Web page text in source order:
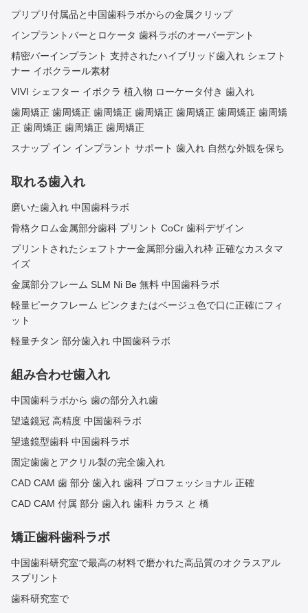
プリプリ付属品と中国歯科ラボからの金属クリップ
インプラントバーとロケータ 歯科ラボのオーバーデント
精密バーインプラント 支持されたハイブリッド歯入れ シェフト
ナー イボクラール素材
VIVI シェフター イボクラ 植入物 ローケータ付き 歯入れ
歯周矯正 歯周矯正 歯周矯正 歯周矯正 歯周矯正 歯周矯正 歯周矯
正 歯周矯正 歯周矯正 歯周矯正
スナップ イン インプラント サポート 歯入れ 自然な外観を保ち
取れる歯入れ
磨いた歯入れ 中国歯科ラボ
骨格クロム金属部分歯科 プリント CoCr 歯科デザイン
プリントされたシェフトナー金属部分歯入れ枠 正確なカスタマ
イズ
金属部分フレーム SLM Ni Be 無料 中国歯科ラボ
軽量ピークフレーム ピンクまたはベージュ色で口に正確にフィ
ット
軽量チタン 部分歯入れ 中国歯科ラボ
組み合わせ歯入れ
中国歯科ラボから 歯の部分入れ歯
望遠鏡冠 高精度 中国歯科ラボ
望遠鏡型歯科 中国歯科ラボ
固定歯歯とアクリル製の完全歯入れ
CAD CAM 歯 部分 歯入れ 歯科 プロフェッショナル 正確
CAD CAM 付属 部分 歯入れ 歯科 カラス と 橋
矯正歯科歯科ラボ
中国歯科研究室で最高の材料で磨かれた高品質のオクラスアル
スプリント
歯科研究室で